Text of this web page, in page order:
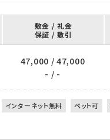
敷金 / 礼金
保証 / 敷引
47,000 / 47,000
- / -
インターネット無料 ペット可